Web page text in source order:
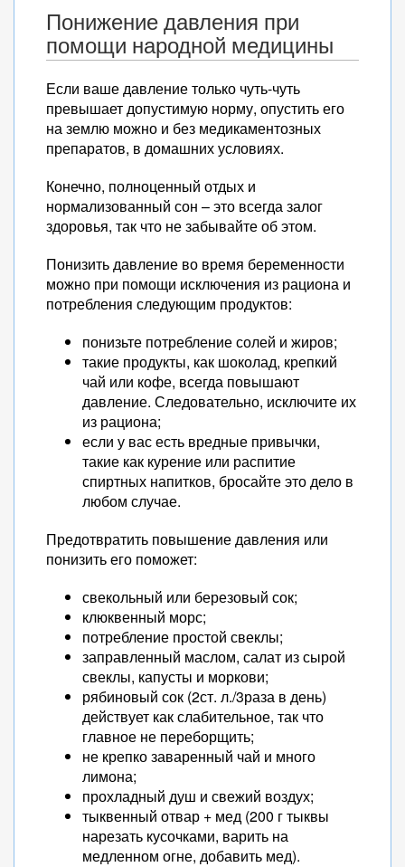
Понижение давления при
помощи народной медицины
Если ваше давление только чуть-чуть
превышает допустимую норму, опустить его
на землю можно и без медикаментозных
препаратов, в домашних условиях.
Конечно, полноценный отдых и
нормализованный сон – это всегда залог
здоровья, так что не забывайте об этом.
Понизить давление во время беременности
можно при помощи исключения из рациона и
потребления следующим продуктов:
понизьте потребление солей и жиров;
такие продукты, как шоколад, крепкий
чай или кофе, всегда повышают
давление. Следовательно, исключите их
из рациона;
если у вас есть вредные привычки,
такие как курение или распитие
спиртных напитков, бросайте это дело в
любом случае.
Предотвратить повышение давления или
понизить его поможет:
свекольный или березовый сок;
клюквенный морс;
потребление простой свеклы;
заправленный маслом, салат из сырой
свеклы, капусты и моркови;
рябиновый сок (2ст. л./3раза в день)
действует как слабительное, так что
главное не переборщить;
не крепко заваренный чай и много
лимона;
прохладный душ и свежий воздух;
тыквенный отвар + мед (200 г тыквы
нарезать кусочками, варить на
медленном огне, добавить мед).